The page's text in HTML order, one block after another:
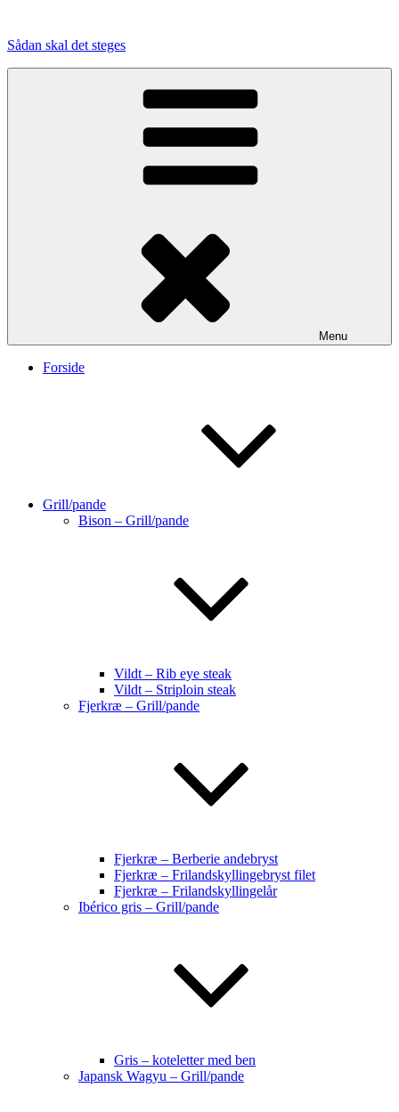
indhold
Sådan skal det steges
Menu
Forside
Grill/pande
Bison – Grill/pande
Vildt – Rib eye steak
Vildt – Striploin steak
Fjerkræ – Grill/pande
Fjerkræ – Berberie andebryst
Fjerkræ – Frilandskyllingebryst filet
Fjerkræ – Frilandskyllingelår
Ibérico gris – Grill/pande
Gris – koteletter med ben
Japansk Wagyu – Grill/pande